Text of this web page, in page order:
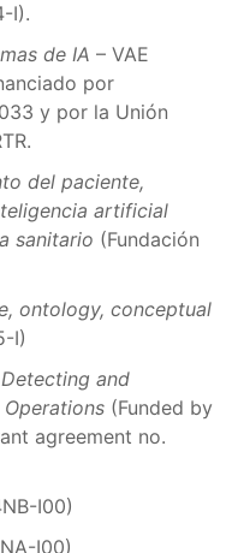
I).
de IA – VAE
por
y por la Unión
del paciente,
artificial
sanitario (Fundación
ontology, conceptual
I)
and
(Funded by
agreement no.
I00)
I00)